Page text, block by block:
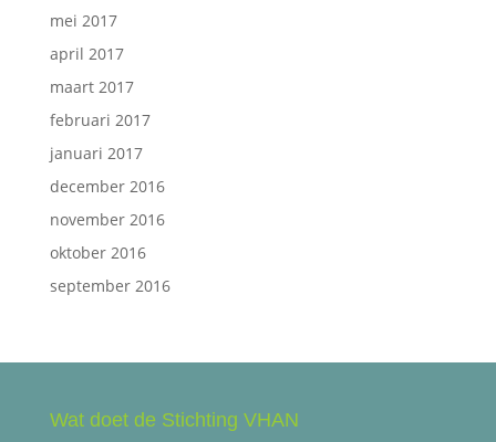
mei 2017
april 2017
maart 2017
februari 2017
januari 2017
december 2016
november 2016
oktober 2016
september 2016
Wat doet de Stichting VHAN